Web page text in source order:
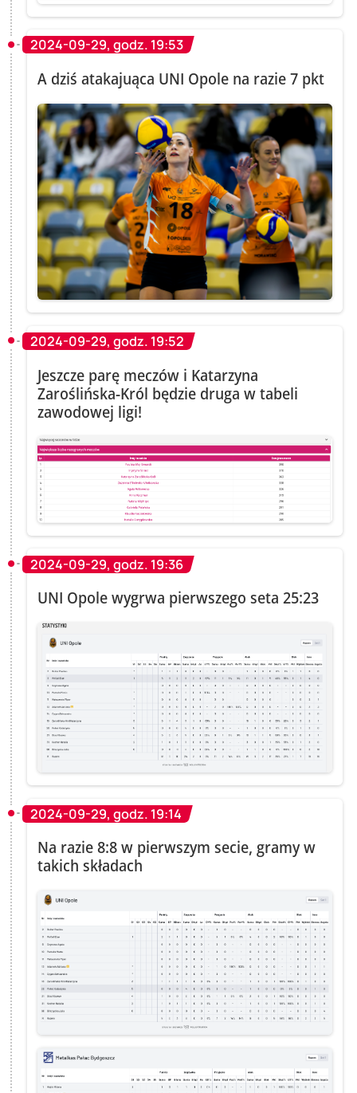
2024-09-29, godz. 19:53
A dziś atakajuąca UNI Opole na razie 7 pkt
2024-09-29, godz. 19:52
Jeszcze parę meczów i Katarzyna
Zaroślińska-Król będzie druga w tabeli
zawodowej ligi!
2024-09-29, godz. 19:36
UNI Opole wygrwa pierwszego seta 25:23
2024-09-29, godz. 19:14
Na razie 8:8 w pierwszym secie, gramy w
takich składach